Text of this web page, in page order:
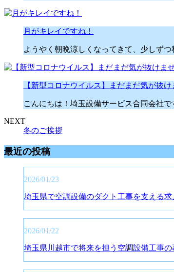
月がキレイですね！
ようやく朝晩涼しくなってきて、少しず
【新型コロナウイルス】まだまだ気が抜
こんにちは！埼玉設備サービス合同会社
NEXT
冬のご挨拶
最近の投稿
2026/01/23
埼玉県で空調設備のダクト工事を支える求
2026/01/22
埼玉県川越市で将来を担う空調設備工事の